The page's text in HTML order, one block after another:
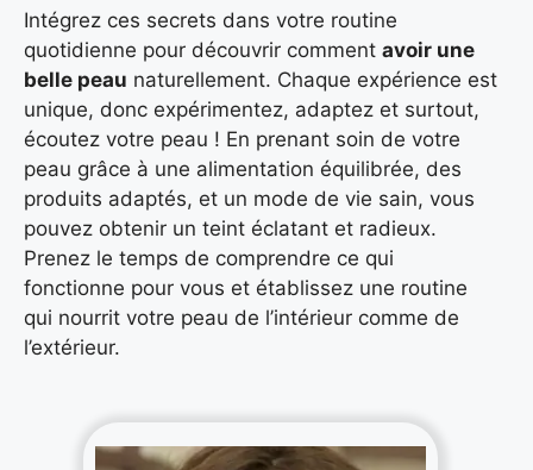
Intégrez ces secrets dans votre routine
quotidienne pour découvrir comment avoir une
belle peau naturellement. Chaque expérience est
unique, donc expérimentez, adaptez et surtout,
écoutez votre peau ! En prenant soin de votre
peau grâce à une alimentation équilibrée, des
produits adaptés, et un mode de vie sain, vous
pouvez obtenir un teint éclatant et radieux.
Prenez le temps de comprendre ce qui
fonctionne pour vous et établissez une routine
qui nourrit votre peau de l’intérieur comme de
l’extérieur.